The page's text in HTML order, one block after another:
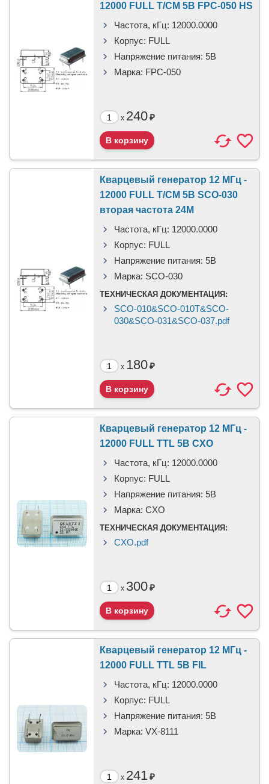
12000 FULL T/CM 5В FPC-050 HS
Частота, кГц: 12000.0000
Корпус: FULL
Напряжение питания: 5В
Марка: FPC-050
x 240₽
Кварцевый генератор 12 МГц -
12000 FULL T/CM 5В SCO-030
вторая частота 24М
Частота, кГц: 12000.0000
Корпус: FULL
Напряжение питания: 5В
Марка: SCO-030
ТЕХНИЧЕСКАЯ ДОКУМЕНТАЦИЯ:
SCO-010&SCO-010T&SCO-
030&SCO-031&SCO-037.pdf
x 180₽
Кварцевый генератор 12 МГц -
12000 FULL TTL 5В CXO
Частота, кГц: 12000.0000
Корпус: FULL
Напряжение питания: 5В
Марка: CXO
ТЕХНИЧЕСКАЯ ДОКУМЕНТАЦИЯ:
CXO.pdf
x 300₽
Кварцевый генератор 12 МГц -
12000 FULL TTL 5В FIL
Частота, кГц: 12000.0000
Корпус: FULL
Напряжение питания: 5В
Марка: VX-8111
x 241₽